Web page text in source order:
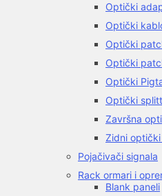
Optički
Optički
Optički
Optički
Optički
Optički
Završna
Zidni
Pojačivači signala
Rack ormari i
Blank paneli